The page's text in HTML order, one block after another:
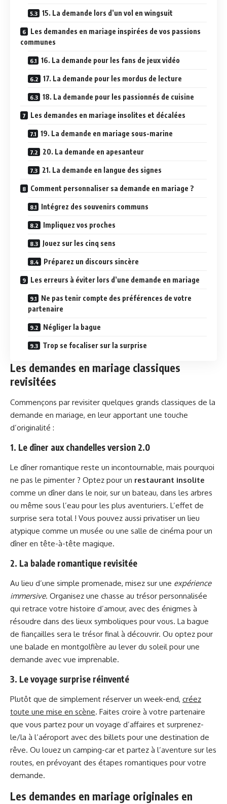
15. La demande lors d’un vol en wingsuit
Les demandes en mariage inspirées de vos passions
communes
16. La demande pour les fans de jeux vidéo
17. La demande pour les mordus de lecture
18. La demande pour les passionnés de cuisine
Les demandes en mariage insolites et décalées
19. La demande en mariage sous-marine
20. La demande en apesanteur
21. La demande en langue des signes
Comment personnaliser sa demande en mariage ?
Intégrez des souvenirs communs
Impliquez vos proches
Jouez sur les cinq sens
Préparez un discours sincère
Les erreurs à éviter lors d’une demande en mariage
Ne pas tenir compte des préférences de votre
partenaire
Négliger la bague
Trop se focaliser sur la surprise
Les demandes en mariage classiques
revisitées
Commençons par revisiter quelques grands classiques de la
demande en mariage, en leur apportant une touche
d’originalité :
1. Le dîner aux chandelles version 2.0
Le dîner romantique reste un incontournable, mais pourquoi
ne pas le pimenter ? Optez pour un restaurant insolite
comme un dîner dans le noir, sur un bateau, dans les arbres
ou même sous l’eau pour les plus aventuriers. L’effet de
surprise sera total ! Vous pouvez aussi privatiser un lieu
atypique comme un musée ou une salle de cinéma pour un
dîner en tête-à-tête magique.
2. La balade romantique revisitée
Au lieu d’une simple promenade, misez sur une expérience
immersive. Organisez une chasse au trésor personnalisée
qui retrace votre histoire d’amour, avec des énigmes à
résoudre dans des lieux symboliques pour vous. La bague
de fiançailles sera le trésor final à découvrir. Ou optez pour
une balade en montgolfière au lever du soleil pour une
demande avec vue imprenable.
3. Le voyage surprise réinventé
Plutôt que de simplement réserver un week-end, créez
toute une mise en scène. Faites croire à votre partenaire
que vous partez pour un voyage d’affaires et surprenez-
le/la à l’aéroport avec des billets pour une destination de
rêve. Ou louez un camping-car et partez à l’aventure sur les
routes, en prévoyant des étapes romantiques pour votre
demande.
Les demandes en mariage originales en